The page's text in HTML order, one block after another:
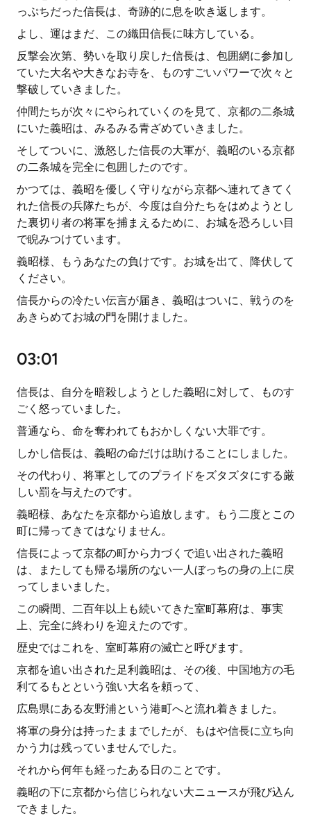
っぷちだった信長は、奇跡的に息を吹き返します。
よし、運はまだ、この織田信長に味方している。
反撃会次第、勢いを取り戻した信長は、包囲網に参加し
ていた大名や大きなお寺を、ものすごいパワーで次々と
撃破していきました。
仲間たちが次々にやられていくのを見て、京都の二条城
にいた義昭は、みるみる青ざめていきました。
そしてついに、激怒した信長の大軍が、義昭のいる京都
の二条城を完全に包囲したのです。
かつては、義昭を優しく守りながら京都へ連れてきてく
れた信長の兵隊たちが、今度は自分たちをはめようとし
た裏切り者の将軍を捕まえるために、お城を恐ろしい目
で睨みつけています。
義昭様、もうあなたの負けです。お城を出て、降伏して
ください。
信長からの冷たい伝言が届き、義昭はついに、戦うのを
あきらめてお城の門を開けました。
03:01
信長は、自分を暗殺しようとした義昭に対して、ものす
ごく怒っていました。
普通なら、命を奪われてもおかしくない大罪です。
しかし信長は、義昭の命だけは助けることにしました。
その代わり、将軍としてのプライドをズタズタにする厳
しい罰を与えたのです。
義昭様、あなたを京都から追放します。もう二度とこの
町に帰ってきてはなりません。
信長によって京都の町から力づくで追い出された義昭
は、またしても帰る場所のない一人ぼっちの身の上に戻
ってしまいました。
この瞬間、二百年以上も続いてきた室町幕府は、事実
上、完全に終わりを迎えたのです。
歴史ではこれを、室町幕府の滅亡と呼びます。
京都を追い出された足利義昭は、その後、中国地方の毛
利てるもとという強い大名を頼って、
広島県にある友野浦という港町へと流れ着きました。
将軍の身分は持ったままでしたが、もはや信長に立ち向
かう力は残っていませんでした。
それから何年も経ったある日のことです。
義昭の下に京都から信じられない大ニュースが飛び込ん
できました。